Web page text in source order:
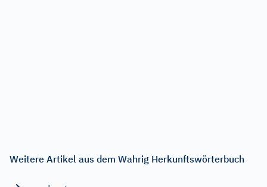
Weitere Artikel aus dem Wahrig Herkunftswörterbuch